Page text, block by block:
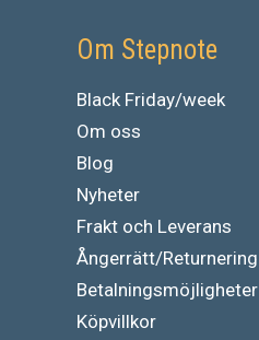
Om Stepnote
Black Friday/week
Om oss
Blog
Nyheter
Frakt och Leverans
Ångerrätt/Returnering
Betalningsmöjligheter
Köpvillkor